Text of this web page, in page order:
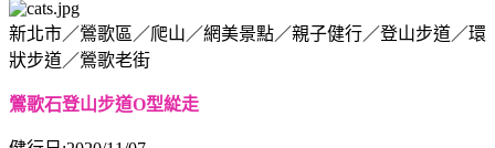
新北市／鶯歌區／爬山／網美景點／親子健行／登山步道／環
狀步道／鶯歌老街
鶯歌石登山步道O型緃走